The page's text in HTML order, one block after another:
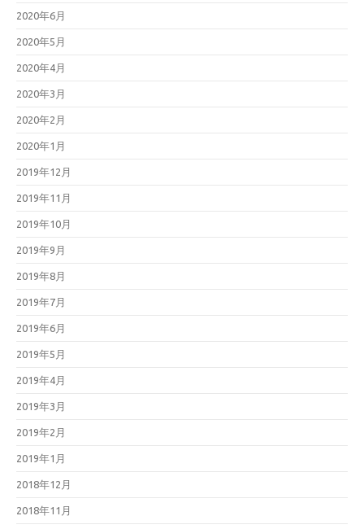
2020年6月
2020年5月
2020年4月
2020年3月
2020年2月
2020年1月
2019年12月
2019年11月
2019年10月
2019年9月
2019年8月
2019年7月
2019年6月
2019年5月
2019年4月
2019年3月
2019年2月
2019年1月
2018年12月
2018年11月